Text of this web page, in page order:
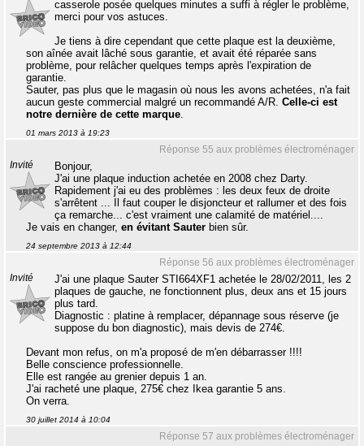
casserole posée quelques minutes a suffi à régler le problème,
merci pour vos astuces.
Je tiens à dire cependant que cette plaque est la deuxième,
son aînée avait lâché sous garantie, et avait été réparée sans
problème, pour relâcher quelques temps après l'expiration de
garantie.
Sauter, pas plus que le magasin où nous les avons achetées, n'a fait
aucun geste commercial malgré un recommandé A/R. Celle-ci est
notre dernière de cette marque.
01 mars 2013 à 19:23
Réponse 55 aux problèmes électroménager
Invité
Bonjour,
J'ai une plaque induction achetée en 2008 chez Darty.
Rapidement j'ai eu des problèmes : les deux feux de droite
s'arrêtent ... Il faut couper le disjoncteur et rallumer et des fois
ça remarche... c'est vraiment une calamité de matériel....
Je vais en changer, en évitant Sauter bien sûr.
24 septembre 2013 à 12:44
Réponse 56 aux problèmes électroménager
Invité
J'ai une plaque Sauter STI664XF1 achetée le 28/02/2011, les 2
plaques de gauche, ne fonctionnent plus, deux ans et 15 jours
plus tard.
Diagnostic : platine à remplacer, dépannage sous réserve (je
suppose du bon diagnostic), mais devis de 274€.
Devant mon refus, on m'a proposé de m'en débarrasser !!!!
Belle conscience professionnelle.
Elle est rangée au grenier depuis 1 an.
J'ai racheté une plaque, 275€ chez Ikea garantie 5 ans.
On verra.
30 juillet 2014 à 10:04
Réponse 57 aux problèmes électroménager